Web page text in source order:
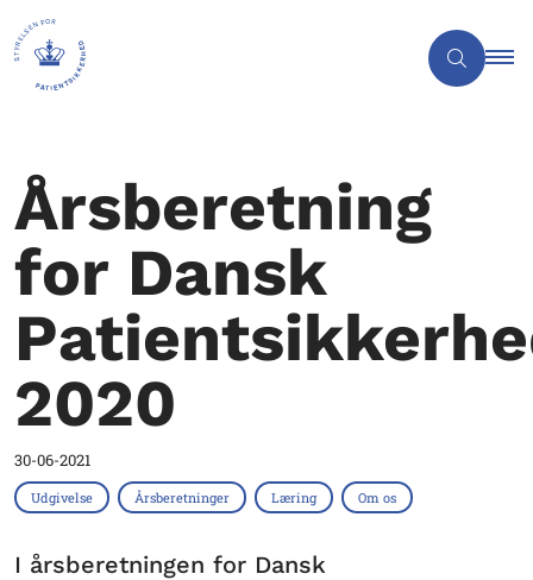
Årsberetning
for Dansk
2020
30-06-2021
Udgivelse Årsberetninger Læring Om os
I årsberetningen for Dansk